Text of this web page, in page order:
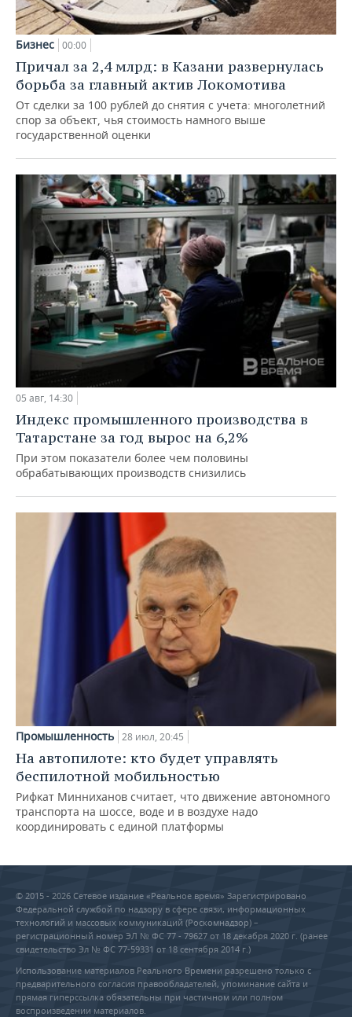
Бизнес 00:00
Причал за 2,4 млрд: в Казани развернулась
борьба за главный актив Локомотива
От сделки за 100 рублей до снятия с учета: многолетний
спор за объект, чья стоимость намного выше
государственной оценки
05 авг, 14:30
Индекс промышленного производства в
Татарстане за год вырос на 6,2%
При этом показатели более чем половины
обрабатывающих производств снизились
Промышленность 28 июл, 20:45
На автопилоте: кто будет управлять
беспилотной мобильностью
Рифкат Минниханов считает, что движение автономного
транспорта на шоссе, воде и в воздухе надо
координировать с единой платформы
© 2015 - 2026 Сетевое издание «Реальное время» Зарегистрировано
Федеральной службой по надзору в сфере связи, информационных
технологий и массовых коммуникаций (Роскомнадзор) –
регистрационный номер ЭЛ № ФС 77 - 79627 от 18 декабря 2020 г. (ранее
свидетельство Эл № ФС 77-59331 от 18 сентября 2014 г.)
Использование материалов Реального Времени разрешено только с
предварительного согласия правообладателей, упоминание сайта и
прямая гиперссылка обязательны при частичном или полном
воспроизведении материалов.